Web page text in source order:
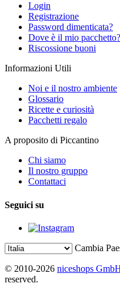
Login
Registrazione
Password dimenticata?
Dove è il mio pacchetto?
Riscossione buoni
Informazioni Utili
Noi e il nostro ambiente
Glossario
Ricette e curiosità
Pacchetti regalo
A proposito di Piccantino
Chi siamo
Il nostro gruppo
Contattaci
Seguici su
Cambia
© 2010-2026 niceshops
reserved.